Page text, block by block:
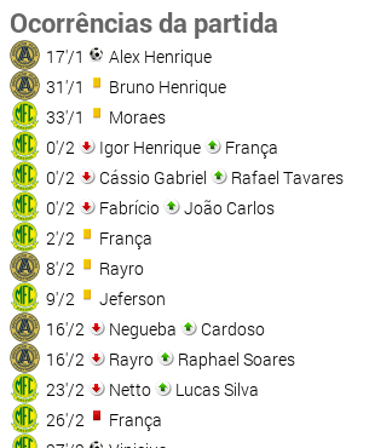
Ocorrências da partida
17'/1
Alex Henrique
31'/1
Bruno Henrique
33'/1
Moraes
0'/2
Igor Henrique
França
0'/2
Cássio Gabriel
Rafael Tavares
0'/2
Fabrício
João Carlos
2'/2
França
8'/2
Rayro
9'/2
Jeferson
16'/2
Negueba
Cardoso
16'/2
Rayro
Raphael Soares
23'/2
Netto
Lucas Silva
26'/2
França